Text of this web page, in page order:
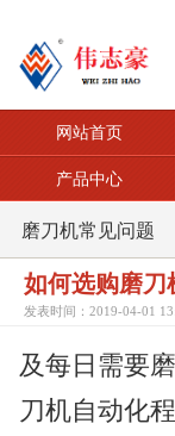
网站首页
产品中心
磨刀机常见问题
如何选购磨刀
发表时间：2019-04-01
及每日需要
刀机自动化